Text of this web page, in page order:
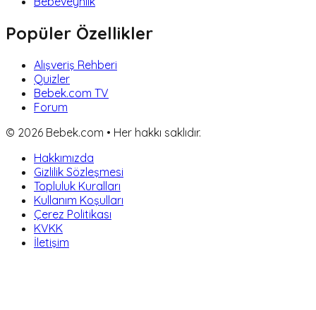
Popüler Özellikler
Alışveriş Rehberi
Quizler
Bebek.com TV
Forum
© 2026 Bebek.com • Her hakkı saklıdır.
Hakkımızda
Gizlilik Sözleşmesi
Topluluk Kuralları
Kullanım Koşulları
Çerez Politikası
KVKK
İletişim